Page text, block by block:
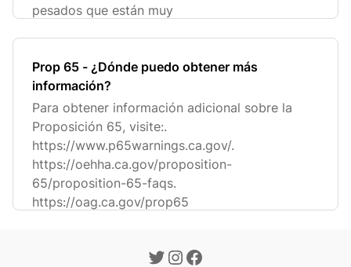
pesados que están muy
Prop 65 - ¿Dónde puedo obtener más
información?
Para obtener información adicional sobre la
Proposición 65, visite:.
https://www.p65warnings.ca.gov/.
https://oehha.ca.gov/proposition-
65/proposition-65-faqs.
https://oag.ca.gov/prop65